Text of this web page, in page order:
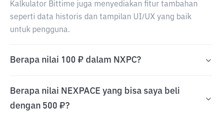
Kalkulator Bittime juga menyediakan fitur tambahan
seperti data historis dan tampilan UI/UX yang baik
untuk pengguna.
Berapa nilai 100 ₽ dalam NXPC?
Berapa nilai NEXPACE yang bisa saya beli
dengan 500 ₽?